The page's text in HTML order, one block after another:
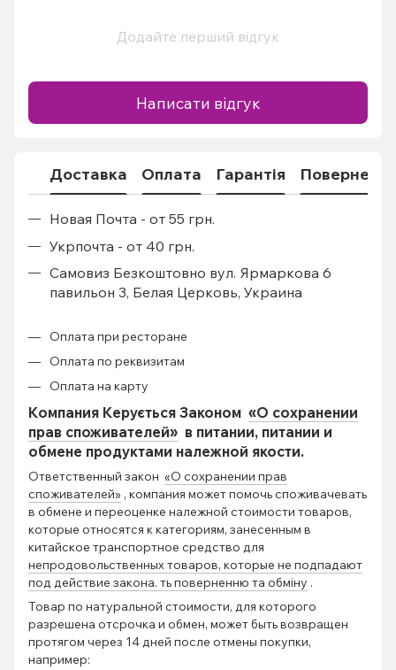
Додайте перший відгук
Написати відгук
Доставка Оплата Гарантія
Новая Почта - от 55 грн.
Укрпочта - от 40 грн.
Самовиз Безкоштовно вул. Ярмаркова 6
павильон 3, Белая Церковь, Украина
Оплата при ресторане
Оплата по реквизитам
Оплата на карту
Компания Керується Законом «О сохранении
прав споживателей» в питании, питании и
обмене продуктами належной якости.
Ответственный закон «О сохранении прав
споживателей» , компания может помочь споживачевать
в обмене и переоценке належной стоимости товаров,
которые относятся к категориям, занесенным в
китайское транспортное средство для
непродовольственных товаров, которые не подпадают
под действие закона. ть поверненню та обміну .
Товар по натуральной стоимости, для которого
разрешена отсрочка и обмен, может быть возвращен
протягом через 14 дней после отмены покупки,
например: